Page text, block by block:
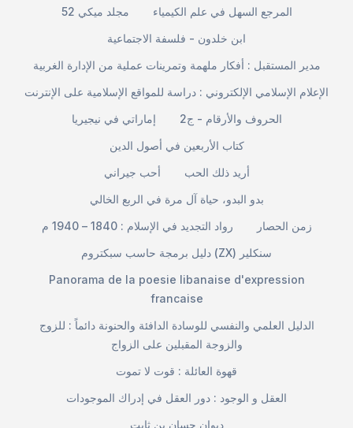
مجلد ميكي 52
المرجع السهل في علم الكيمياء
ابن خلدون - فلسفة الاجتماعية
مدير المستقبل : أفكار ملهمة وتمرينات عملية من الإدارة الغربية
الإعلام الإسلامي الإلكتروني : دراسة للمواقع الإسلامية على الإنترنت
إماراتي في نيجيريا
الحروف والأرقام - ج2
كتاب الأربعين في أصول الدين
أحب جيراني
أريد ذلك الحب
بدو البدو، حياة آل مرة في الربع الخالي
رواد التجديد في الإسلام : 1840 – 1940 م
زمن الحصار
دليل برمجة حاسب سبكتروم (ZX) سنكلير
Panorama de la poesie libanaise d'expression
francaise
الدليل العلمي والنفسي للوسادة الدافئة والحنونة دائماً : للزوج
والزوجة المقبلين على الزواج
قهوة العائلة : قوت لا تموت
العقل و الوجود : دور العقل في إدراك الموجودات
ديوان حسان بن ثابت